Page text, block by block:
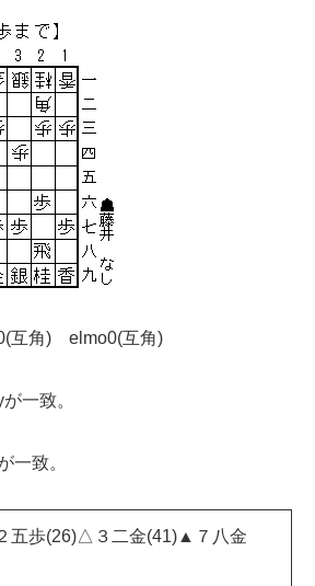
互角) elmo0(互角)
一致。
一致。
五歩(26)△３二金(41)▲７八金